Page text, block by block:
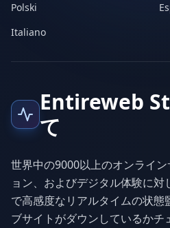
Polski
Italiano
Entireweb
て
世界中の9000以上のオンライ
ョン、およびデジタル体験に
で高感度なリアルタイムの状態
ブサイトがダウンしているかチ